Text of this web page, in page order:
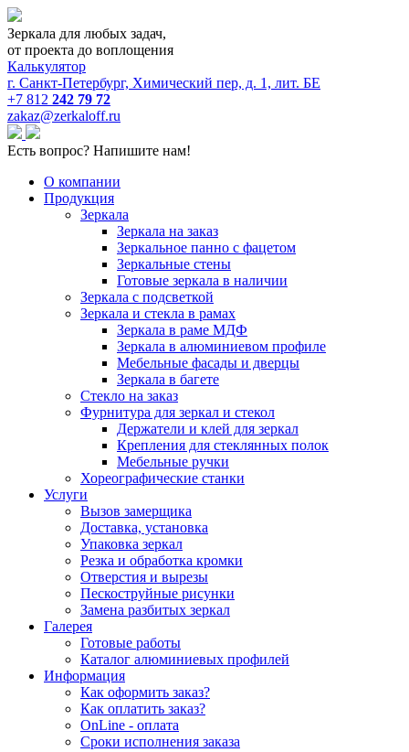
Зеркала для любых задач,
от проекта до воплощения
Калькулятор
г. Санкт-Петербург, Химический пер, д. 1, лит. БЕ
+7 812 242 79 72
zakaz@zerkaloff.ru
Есть вопрос? Напишите нам!
О компании
Продукция
Зеркала
Зеркала на заказ
Зеркальное панно с фацетом
Зеркальные стены
Готовые зеркала в наличии
Зеркала с подсветкой
Зеркала и стекла в рамах
Зеркала в раме МДФ
Зеркала в алюминиевом профиле
Мебельные фасады и дверцы
Зеркала в багете
Стекло на заказ
Фурнитура для зеркал и стекол
Держатели и клей для зеркал
Крепления для стеклянных полок
Мебельные ручки
Хореографические станки
Услуги
Вызов замерщика
Доставка, установка
Упаковка зеркал
Резка и обработка кромки
Отверстия и вырезы
Пескоструйные рисунки
Замена разбитых зеркал
Галерея
Готовые работы
Каталог алюминиевых профилей
Информация
Как оформить заказ?
Как оплатить заказ?
OnLine - оплата
Сроки исполнения заказа